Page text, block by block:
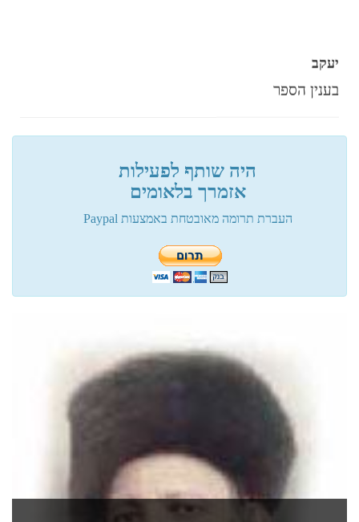
יעקב
בענין הספר
מעגל תשעים ותשע
מעמד התגלות המוני???
היה שותף לפעילות
אזמרך בלאומים
העברת תרומה מאובטחת באמצעות Paypal